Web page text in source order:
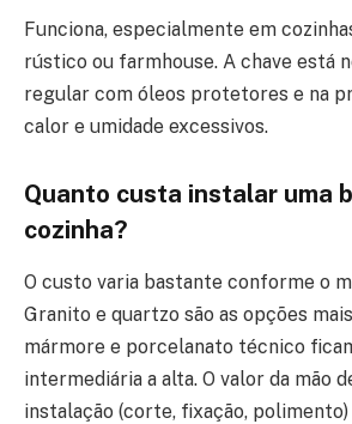
Funciona, especialmente em
rústico ou farmhouse. A chave está
regular com óleos protetores e na
calor e umidade excessivos.
Quanto custa instalar uma
cozinha?
O custo varia bastante conforme o
Granito e quartzo são as opções
mármore e porcelanato técnico
intermediária a alta. O valor da mão
instalação (corte, fixação,